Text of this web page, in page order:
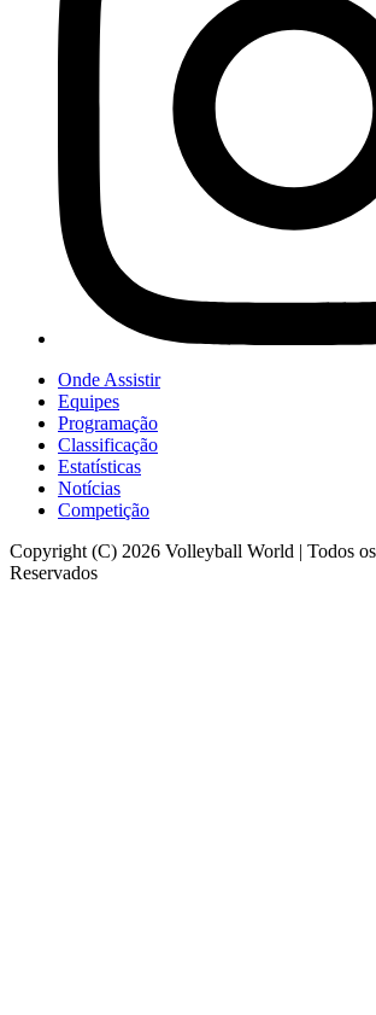
Onde Assistir
Equipes
Programação
Classificação
Estatísticas
Notícias
Competição
Copyright (C) 2026 Volleyball World | Todos
Reservados